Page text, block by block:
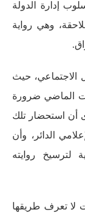
إدارة الدولة
وهي رواية
الاجتماعي، حيث
الماضي ضرورة
أن استحضار تلك
الدائر، وأن
لترسيخ روايته
لا تعرف طريقها